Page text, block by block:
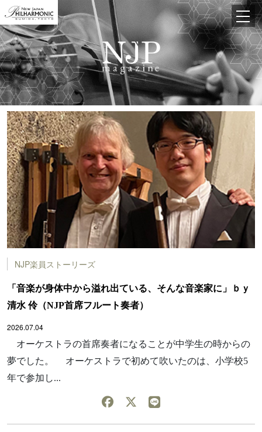
NJP楽員ストーリーズ
「音楽が身体中から溢れ出ている、そんな音楽家に」ｂｙ
清水 伶（NJP首席フルート奏者）
2026.07.04
オーケストラの首席奏者になることが中学生の時からの
夢でした。 オーケストラで初めて吹いたのは、小学校5
年で参加し...